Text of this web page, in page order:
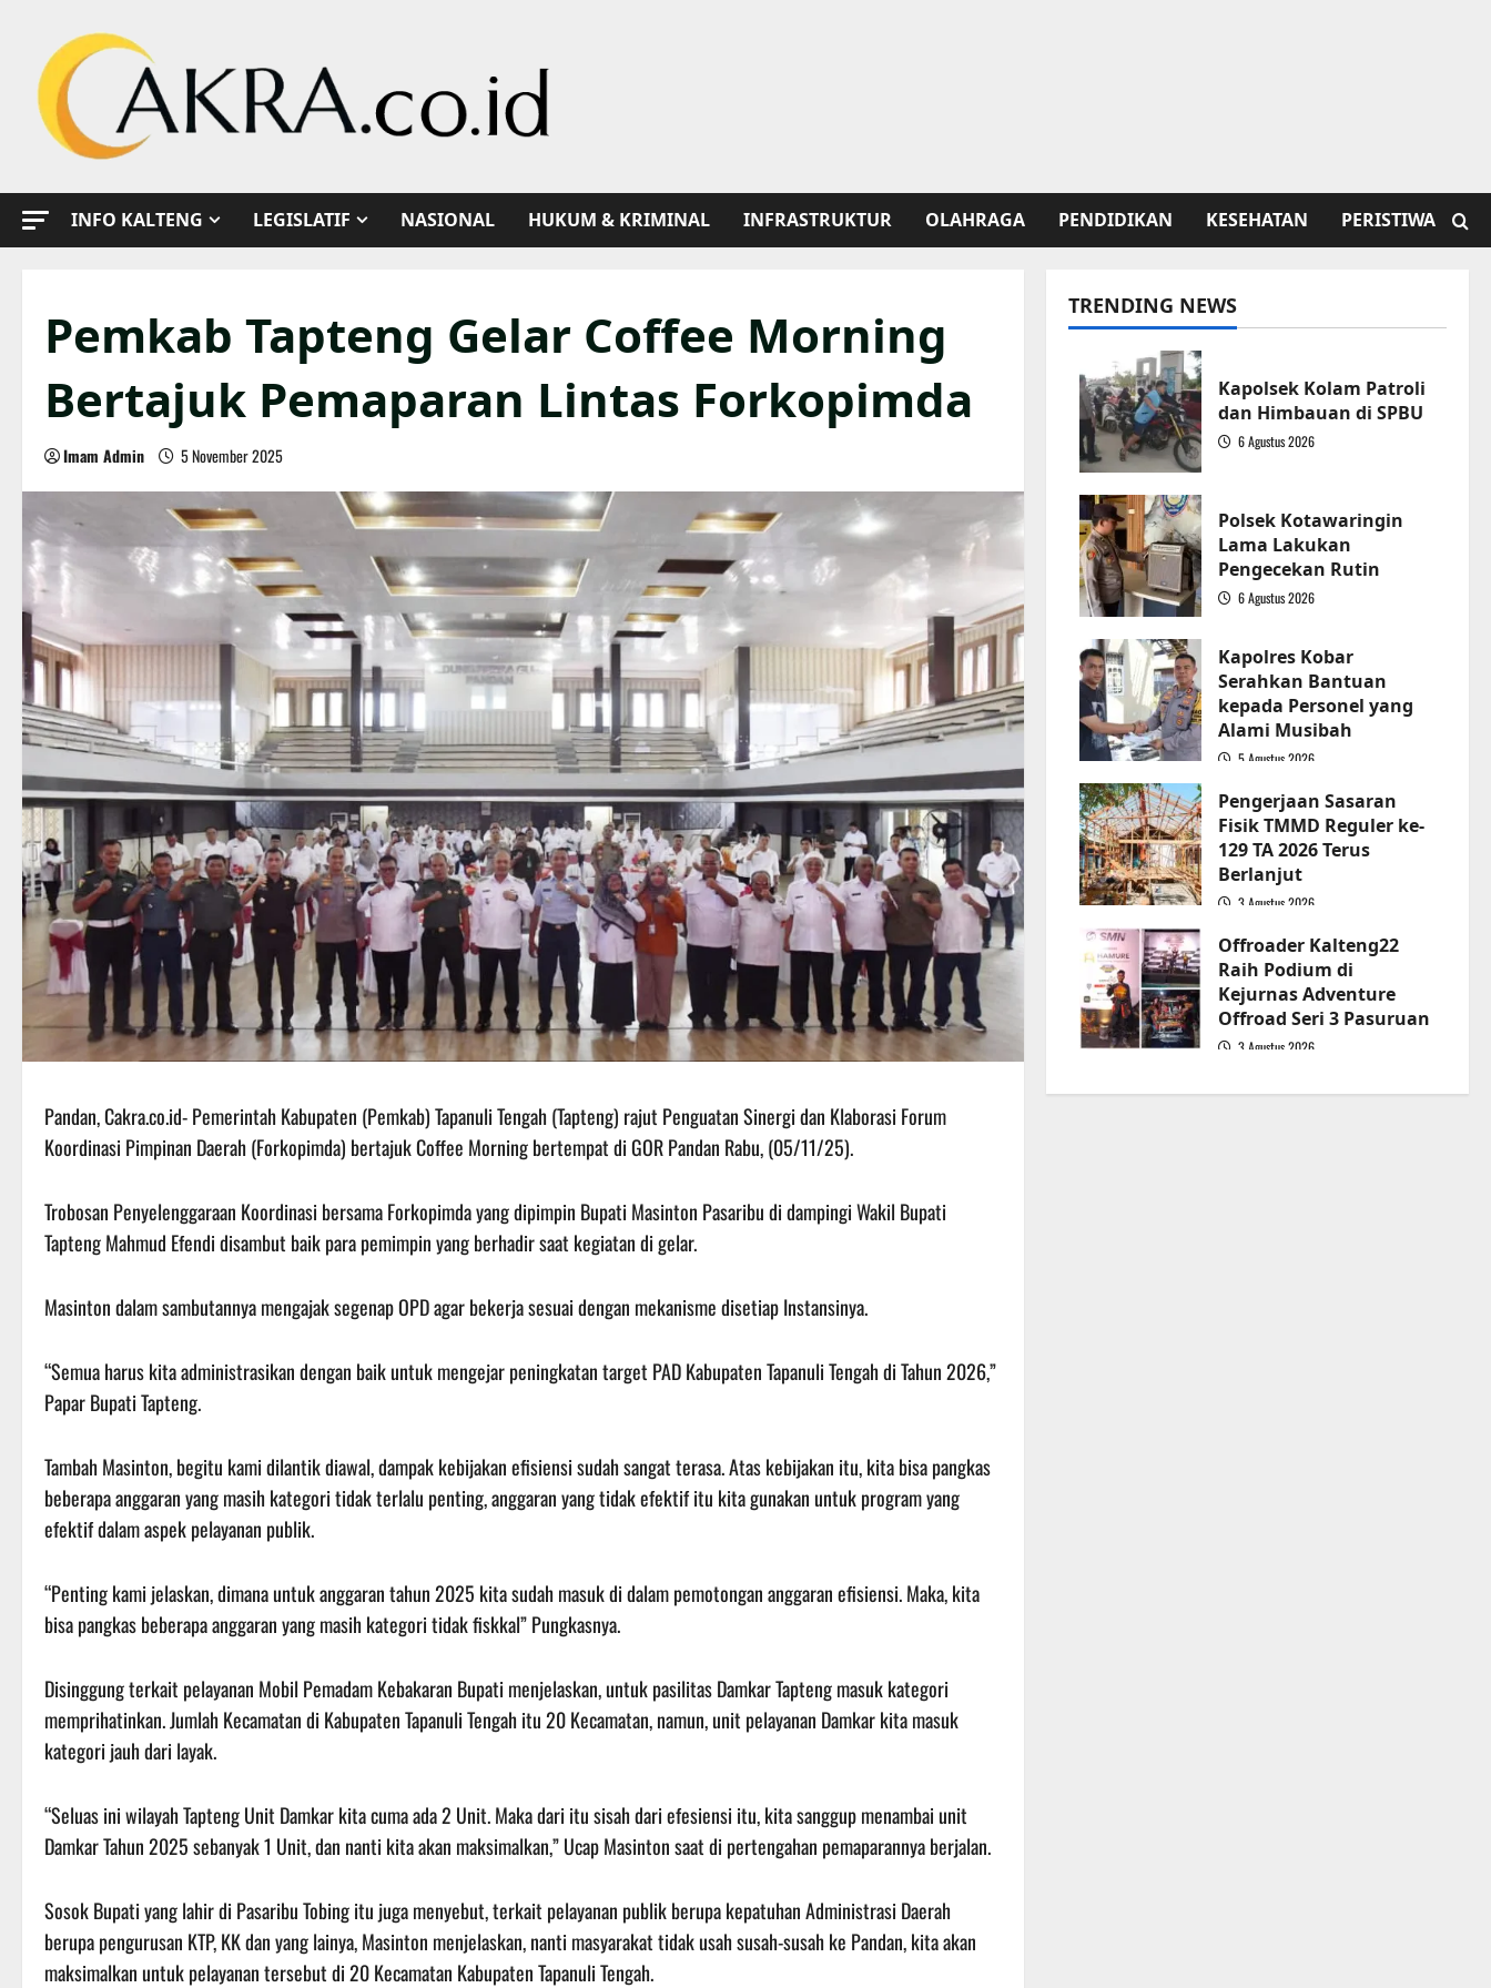
content
INFO KALTENG LEGISLATIF NASIONAL HUKUM & KRIMINAL INFRASTRUKTUR OLAHRAGA PENDIDIKAN KESEHATAN PERISTIWA
Pemkab Tapteng Gelar Coffee Morning
Bertajuk Pemaparan Lintas Forkopimda
Imam Admin 5 November 2025
Pandan, Cakra.co.id- Pemerintah Kabupaten (Pemkab) Tapanuli Tengah (Tapteng) rajut Penguatan Sinergi dan Klaborasi Forum
Koordinasi Pimpinan Daerah (Forkopimda) bertajuk Coffee Morning bertempat di GOR Pandan Rabu, (05/11/25).
Trobosan Penyelenggaraan Koordinasi bersama Forkopimda yang dipimpin Bupati Masinton Pasaribu di dampingi Wakil Bupati
Tapteng Mahmud Efendi disambut baik para pemimpin yang berhadir saat kegiatan di gelar.
Masinton dalam sambutannya mengajak segenap OPD agar bekerja sesuai dengan mekanisme disetiap Instansinya.
“Semua harus kita administrasikan dengan baik untuk mengejar peningkatan target PAD Kabupaten Tapanuli Tengah di Tahun 2026,”
Papar Bupati Tapteng.
Tambah Masinton, begitu kami dilantik diawal, dampak kebijakan efisiensi sudah sangat terasa. Atas kebijakan itu, kita bisa pangkas
beberapa anggaran yang masih kategori tidak terlalu penting, anggaran yang tidak efektif itu kita gunakan untuk program yang
efektif dalam aspek pelayanan publik.
“Penting kami jelaskan, dimana untuk anggaran tahun 2025 kita sudah masuk di dalam pemotongan anggaran efisiensi. Maka, kita
bisa pangkas beberapa anggaran yang masih kategori tidak fiskkal” Pungkasnya.
Disinggung terkait pelayanan Mobil Pemadam Kebakaran Bupati menjelaskan, untuk pasilitas Damkar Tapteng masuk kategori
memprihatinkan. Jumlah Kecamatan di Kabupaten Tapanuli Tengah itu 20 Kecamatan, namun, unit pelayanan Damkar kita masuk
kategori jauh dari layak.
“Seluas ini wilayah Tapteng Unit Damkar kita cuma ada 2 Unit. Maka dari itu sisah dari efesiensi itu, kita sanggup menambai unit
Damkar Tahun 2025 sebanyak 1 Unit, dan nanti kita akan maksimalkan,” Ucap Masinton saat di pertengahan pemaparannya berjalan.
Sosok Bupati yang lahir di Pasaribu Tobing itu juga menyebut, terkait pelayanan publik berupa kepatuhan Administrasi Daerah
berupa pengurusan KTP, KK dan yang lainya, Masinton menjelaskan, nanti masyarakat tidak usah susah-susah ke Pandan, kita akan
maksimalkan untuk pelayanan tersebut di 20 Kecamatan Kabupaten Tapanuli Tengah.
TRENDING NEWS
Kapolsek Kolam Patroli
dan Himbauan di SPBU
6 Agustus 2026
Polsek Kotawaringin
Lama Lakukan
Pengecekan Rutin
6 Agustus 2026
Kapolres Kobar
Serahkan Bantuan
kepada Personel yang
Alami Musibah
5 Agustus 2026
Pengerjaan Sasaran
Fisik TMMD Reguler ke-
129 TA 2026 Terus
Berlanjut
3 Agustus 2026
Offroader Kalteng22
Raih Podium di
Kejurnas Adventure
Offroad Seri 3 Pasuruan
3 Agustus 2026